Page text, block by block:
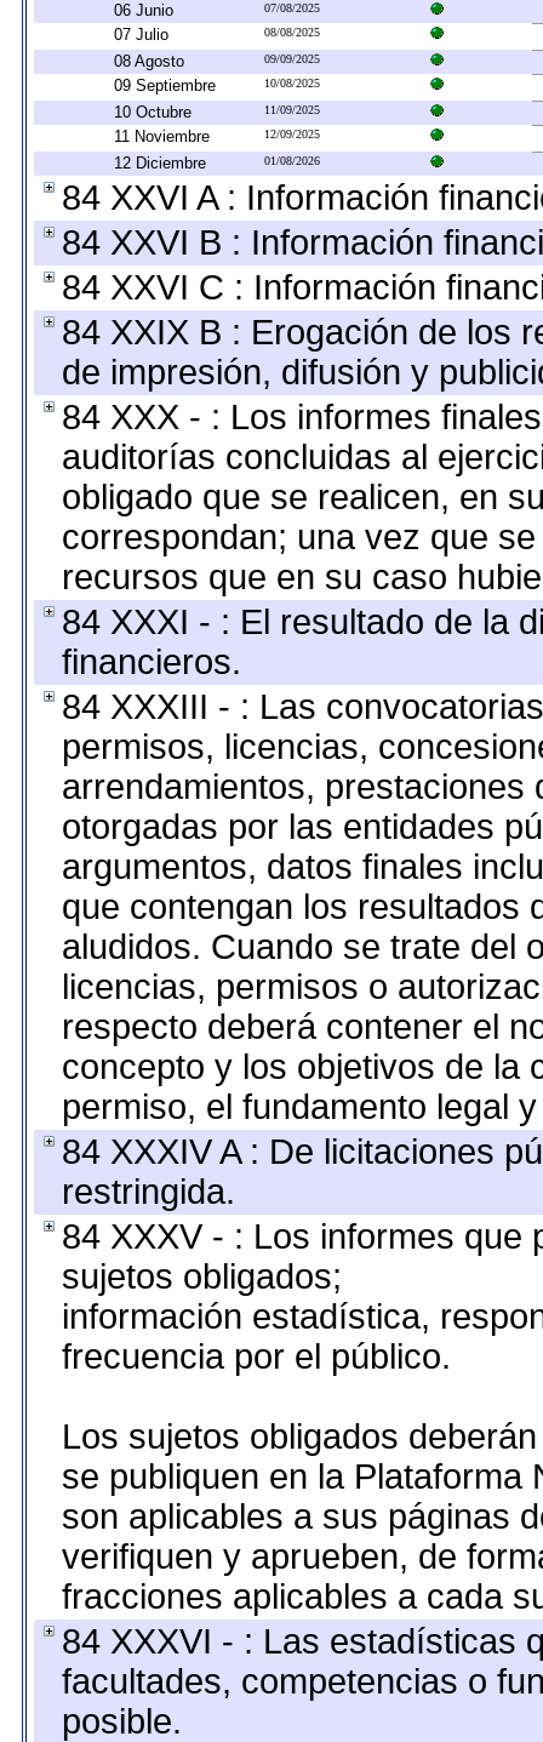
06 Junio 07/08/2025
07 Julio 08/08/2025
08 Agosto 09/09/2025
09 Septiembre 10/08/2025
10 Octubre 11/09/2025
11 Noviembre 12/09/2025
12 Diciembre 01/08/2026
84 XXVI A : Información
84 XXVI B : Información
84 XXVI C : Información
84 XXIX B : Erogación de los
de impresión, difusión y
84 XXX - : Los informes
auditorías concluidas al
obligado que se realicen, en
correspondan; una vez que
recursos que en su caso
84 XXXI - : El resultado de la
financieros.
84 XXXIII - : Las
permisos, licencias,
arrendamientos,
otorgadas por las entidades
argumentos, datos finales
que contengan los resultados
aludidos. Cuando se trate del
licencias, permisos o
respecto deberá contener el
concepto y los objetivos de la
permiso, el fundamento legal
84 XXXIV A : De licitaciones
restringida.
84 XXXV - : Los informes que
sujetos obligados;
información estadística,
frecuencia por el público.
Los sujetos obligados
se publiquen en la
son aplicables a sus páginas
verifiquen y aprueben, de
fracciones aplicables a cada
84 XXXVI - : Las estadísticas
facultades, competencias o
posible.